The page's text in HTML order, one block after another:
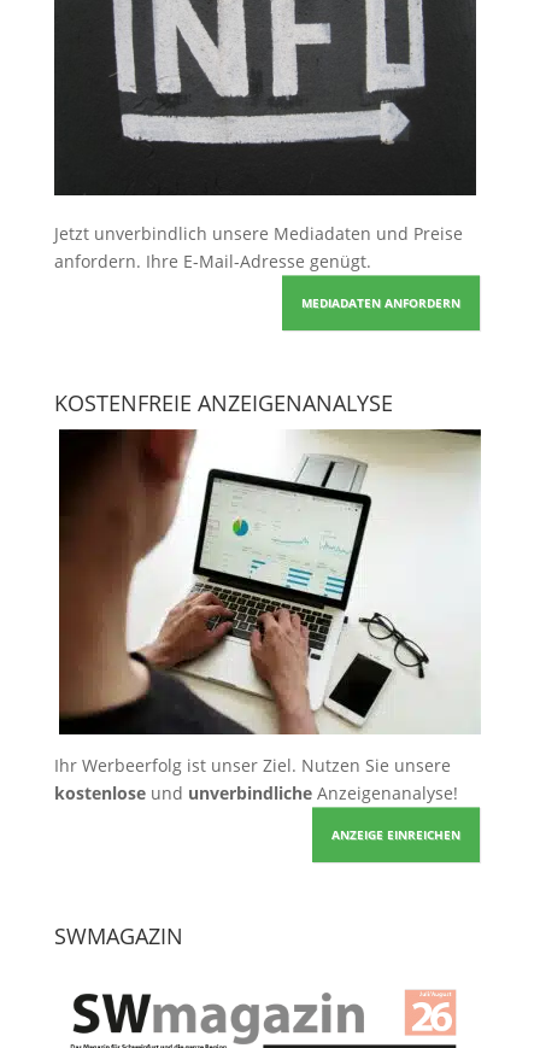
Jetzt unverbindlich unsere Mediadaten und Preise
anfordern. Ihre E-Mail-Adresse genügt.
MEDIADATEN ANFORDERN
KOSTENFREIE ANZEIGENANALYSE
Ihr Werbeerfolg ist unser Ziel. Nutzen Sie unsere
kostenloseund unverbindlicheAnzeigenanalyse!
ANZEIGE EINREICHEN
SWMAGAZIN